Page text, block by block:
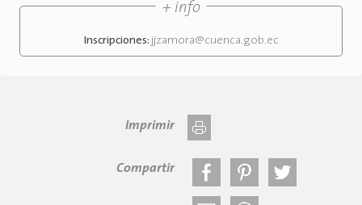
+ info
Inscripciones: jjzamora@cuenca.gob.ec
Imprimir
Compartir